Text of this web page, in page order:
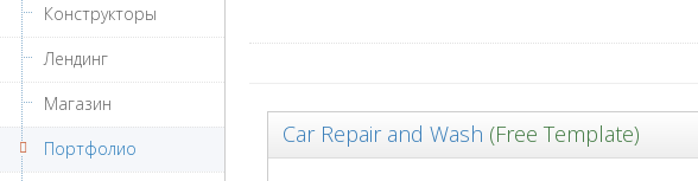
Конструкторы
Лендинг
Магазин
Портфолио
Car Repair and Wash (Free Template)